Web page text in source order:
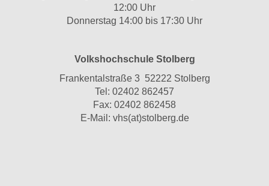
12:00 Uhr
Donnerstag 14:00 bis 17:30 Uhr
Volkshochschule Stolberg
Frankentalstraße 3 52222 Stolberg
Tel: 02402 862457
Fax: 02402 862458
E-Mail: vhs(at)stolberg.de